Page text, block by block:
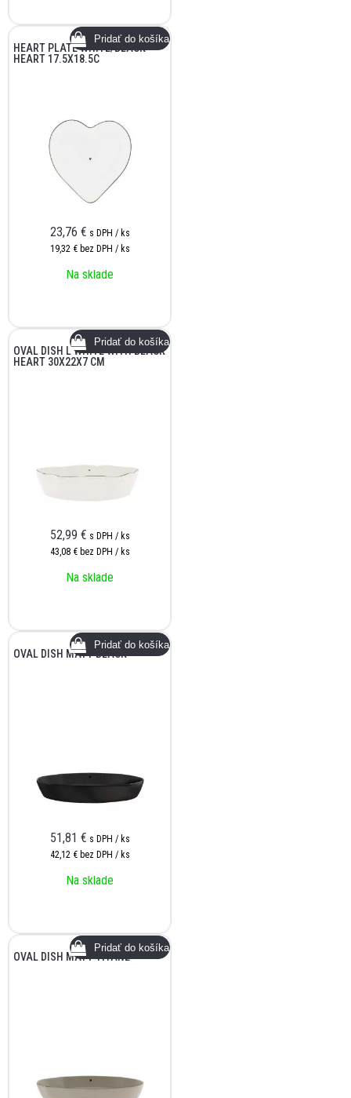
HEART PLATE WHITE/BLACK
HEART 17.5X18.5C
23,76 € s DPH / ks
19,32 € bez DPH / ks
Na sklade
OVAL DISH L WHITE WITH BLACK
HEART 30X22X7 CM
52,99 € s DPH / ks
43,08 € bez DPH / ks
Na sklade
OVAL DISH MATT BLACK
51,81 € s DPH / ks
42,12 € bez DPH / ks
Na sklade
OVAL DISH MATT TITANE